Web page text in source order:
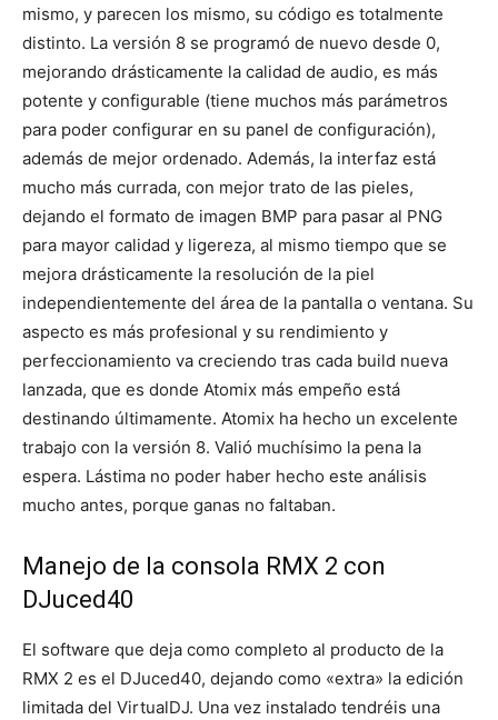
mismo, y parecen los mismo, su código es totalmente
distinto. La versión 8 se programó de nuevo desde 0,
mejorando drásticamente la calidad de audio, es más
potente y configurable (tiene muchos más parámetros
para poder configurar en su panel de configuración),
además de mejor ordenado. Además, la interfaz está
mucho más currada, con mejor trato de las pieles,
dejando el formato de imagen BMP para pasar al PNG
para mayor calidad y ligereza, al mismo tiempo que se
mejora drásticamente la resolución de la piel
independientemente del área de la pantalla o ventana. Su
aspecto es más profesional y su rendimiento y
perfeccionamiento va creciendo tras cada build nueva
lanzada, que es donde Atomix más empeño está
destinando últimamente. Atomix ha hecho un excelente
trabajo con la versión 8. Valió muchísimo la pena la
espera. Lástima no poder haber hecho este análisis
mucho antes, porque ganas no faltaban.
Manejo de la consola RMX 2 con
DJuced40
El software que deja como completo al producto de la
RMX 2 es el DJuced40, dejando como «extra» la edición
limitada del VirtualDJ. Una vez instalado tendréis una